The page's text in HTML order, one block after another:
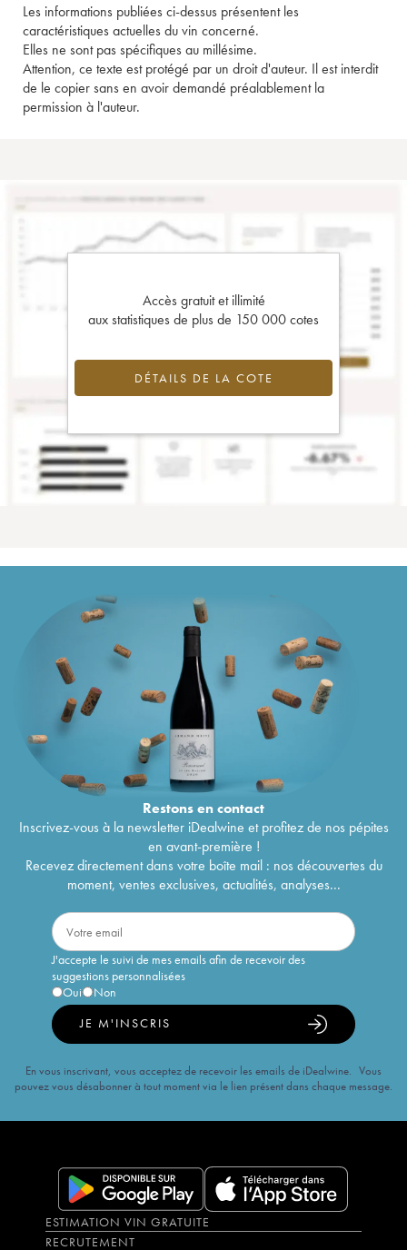
Les informations publiées ci-dessus présentent les
caractéristiques actuelles du vin concerné.
Elles ne sont pas spécifiques au millésime.
Attention, ce texte est protégé par un droit d'auteur. Il est interdit
de le copier sans en avoir demandé préalablement la
permission à l'auteur.
Accès gratuit et illimité
aux statistiques de plus de 150 000 cotes
DÉTAILS DE LA COTE
Restons encontact
Inscrivez-vous à la newsletter iDealwine et profitez de nos pépites
en avant-première !
Recevez directement dans votre boîte mail : nos découvertes du
moment, ventes exclusives, actualités, analyses...
J'accepte le suivi de mes emails afin de recevoir des
suggestions personnalisées
Oui
Non
JE M'INSCRIS
En vous inscrivant, vous acceptez de recevoir les emails de iDealwine. Vous
pouvez vous désabonner à tout moment via le lien présent dans chaque message.
ESTIMATION VIN GRATUITE
RECRUTEMENT